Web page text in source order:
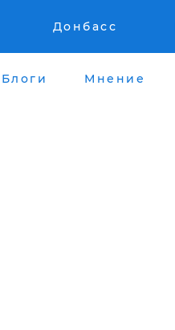
Донбасс
Блоги Мнение